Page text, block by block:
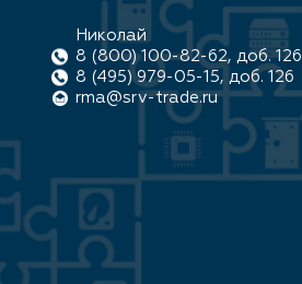
Николай
8 (800) 100-82-62, доб. 126
8 (495) 979-05-15, доб. 126
rma@srv-trade.ru